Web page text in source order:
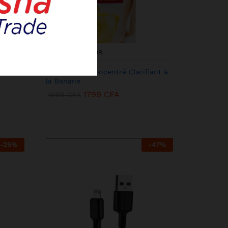
KENBANG TRÉSOR
Miss Laila – Concentré Clarifiant à
la Banane
1799 CFA
-25% -47%